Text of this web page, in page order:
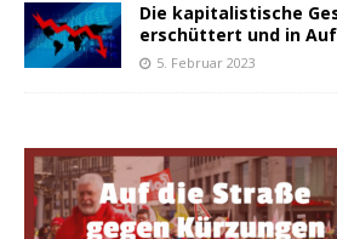
Die kapitalistische
erschüttert und in
5. Februar 2023